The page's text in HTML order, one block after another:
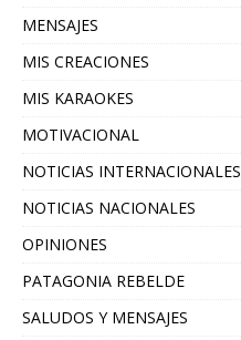
MENSAJES
MIS CREACIONES
MIS KARAOKES
MOTIVACIONAL
NOTICIAS INTERNACIONALES
NOTICIAS NACIONALES
OPINIONES
PATAGONIA REBELDE
SALUDOS Y MENSAJES